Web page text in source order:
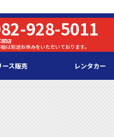
928-5011
開店
は別途お休みをいただいております。
ース販売 レンタカー